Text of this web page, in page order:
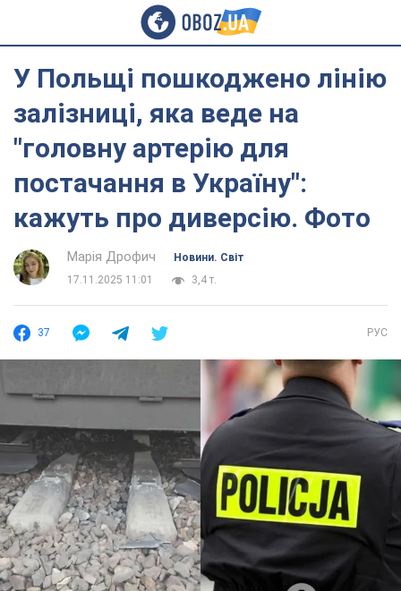
У Польщі пошкоджено лінію
залізниці, яка веде на
"головну артерію для
постачання в Україну":
кажуть про диверсію. Фото
Марія Дрофич
Новини. Світ
17.11.2025 11:01
3,4 т.
37 РУС